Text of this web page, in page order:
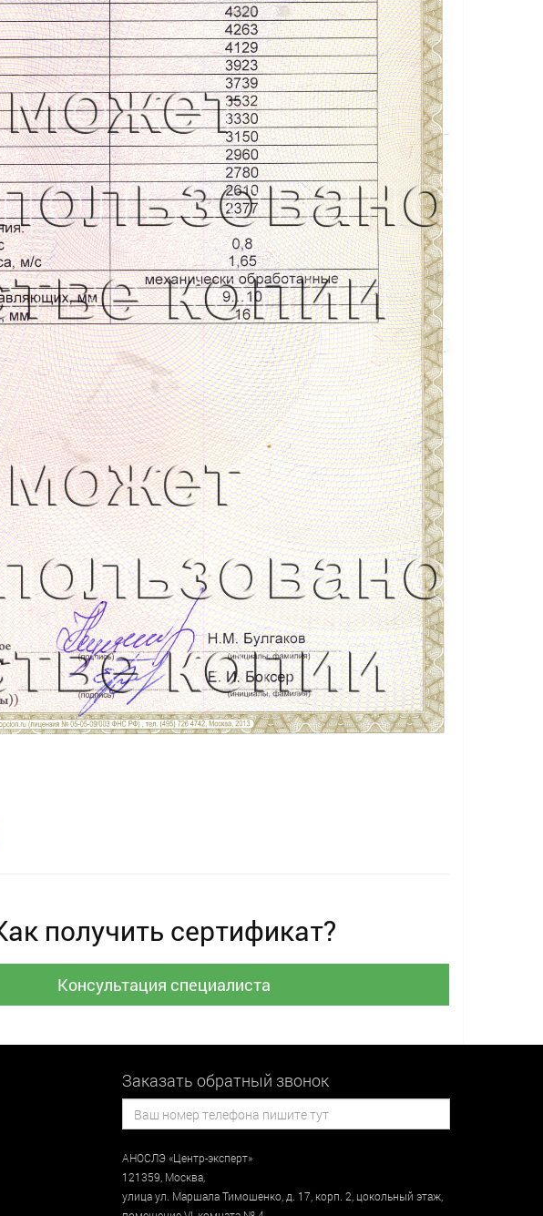
получить сертификат?
Консультация специалиста
Заказать обратный звонок
АНОСЛЭ «Центр-эксперт»
121359 Москва
улицаул. Маршала Тимошенко, д. 17, корп. 2, цокольный этаж